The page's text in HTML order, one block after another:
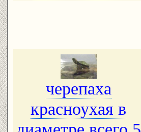
черепаха
красноухая в